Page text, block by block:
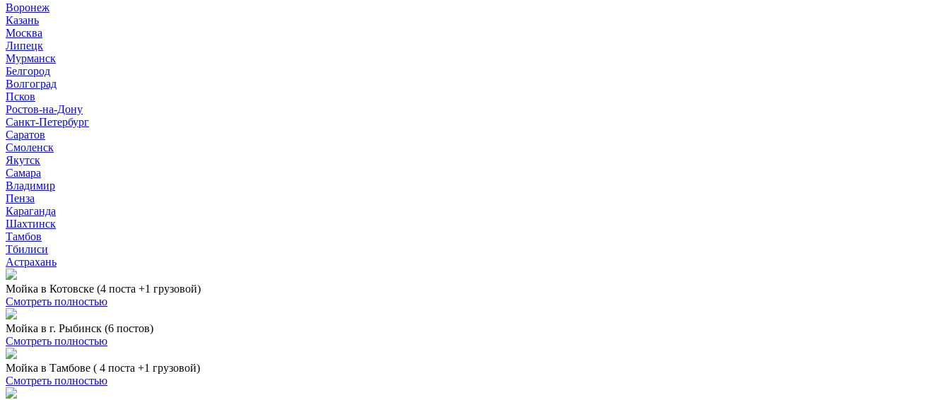
Воронеж
Казань
Москва
Липецк
Мурманск
Белгород
Волгоград
Псков
Ростов-на-Дону
Санкт-Петербург
Саратов
Смоленск
Якутск
Самара
Владимир
Пенза
Караганда
Шахтинск
Тамбов
Тбилиси
Астрахань
Мойка в Котовске (4 поста +1 грузовой)
Смотреть полностью
Мойка в г. Рыбинск (6 постов)
Смотреть полностью
Мойка в Тамбове ( 4 поста +1 грузовой)
Смотреть полностью